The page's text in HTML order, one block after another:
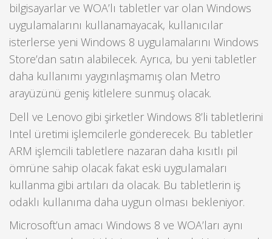
bilgisayarlar ve WOA’lı tabletler var olan Windows
uygulamalarını kullanamayacak, kullanıcılar
isterlerse yeni Windows 8 uygulamalarını Windows
Store’dan satın alabilecek. Ayrıca, bu yeni tabletler
daha kullanımı yaygınlaşmamış olan Metro
arayüzünü geniş kitlelere sunmuş olacak.
Dell ve Lenovo gibi şirketler Windows 8’li tabletlerini
Intel üretimi işlemcilerle gönderecek. Bu tabletler
ARM işlemcili tabletlere nazaran daha kısıtlı pil
ömrüne sahip olacak fakat eski uygulamaları
kullanma gibi artıları da olacak. Bu tabletlerin iş
odaklı kullanıma daha uygun olması bekleniyor.
Microsoft’un amacı Windows 8 ve WOA’ları aynı